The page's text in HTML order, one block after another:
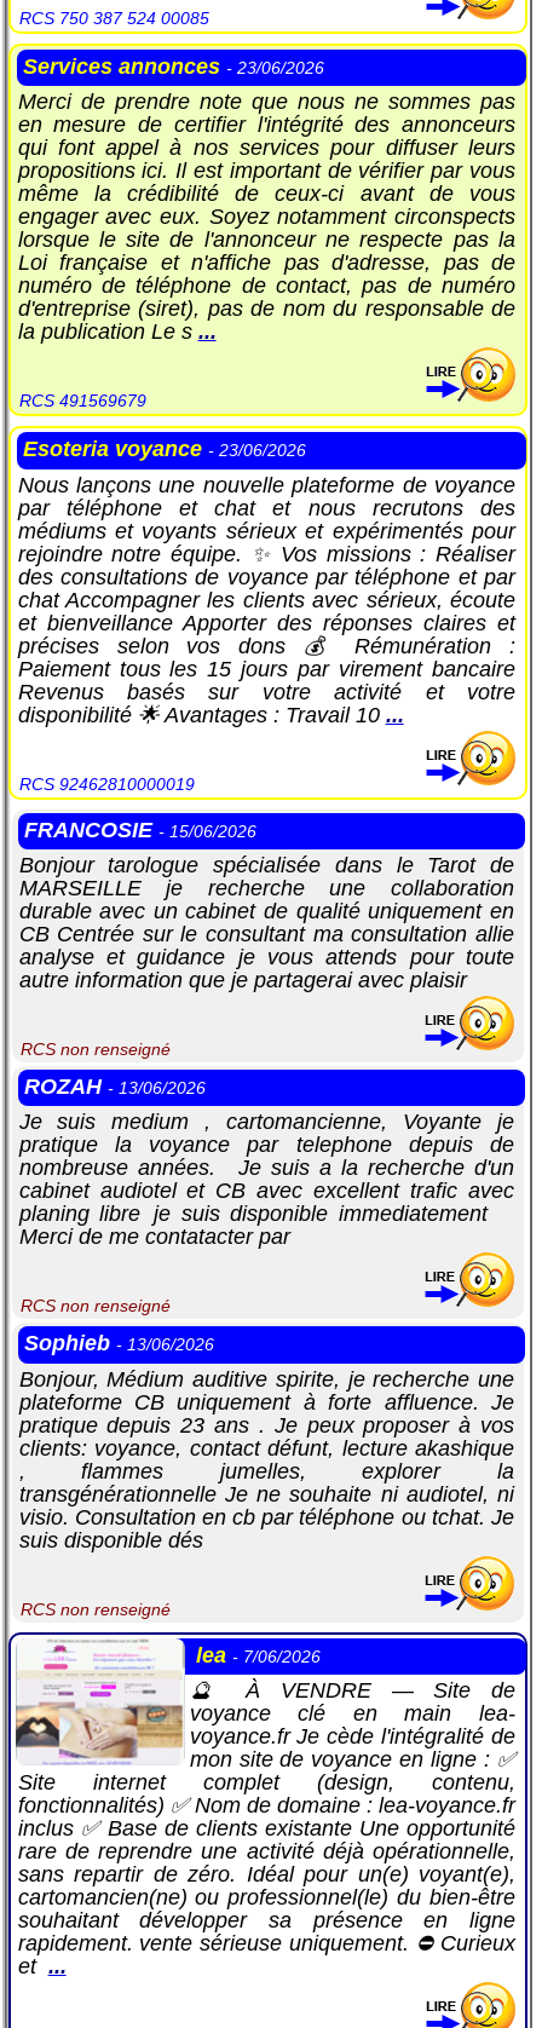
RCS 750 387 524 00085
Services annonces - 23/06/2026
Merci de prendre note que nous ne sommes pas
en mesure de certifier l'intégrité des annonceurs
qui font appel à nos services pour diffuser leurs
propositions ici. Il est important de vérifier par vous
même la crédibilité de ceux-ci avant de vous
engager avec eux. Soyez notamment circonspects
lorsque le site de l'annonceur ne respecte pas la
Loi française et n'affiche pas d'adresse, pas de
numéro de téléphone de contact, pas de numéro
d'entreprise (siret), pas de nom du responsable de
la publication Le s ...
RCS 491569679
Esoteria voyance - 23/06/2026
Nous lançons une nouvelle plateforme de voyance
par téléphone et chat et nous recrutons des
médiums et voyants sérieux et expérimentés pour
rejoindre notre équipe. ✨ Vos missions : Réaliser
des consultations de voyance par téléphone et par
chat Accompagner les clients avec sérieux, écoute
et bienveillance Apporter des réponses claires et
précises selon vos dons 💰 Rémunération :
Paiement tous les 15 jours par virement bancaire
Revenus basés sur votre activité et votre
disponibilité 🌟 Avantages : Travail 10 ...
RCS 92462810000019
FRANCOSIE - 15/06/2026
Bonjour tarologue spécialisée dans le Tarot de
MARSEILLE je recherche une collaboration
durable avec un cabinet de qualité uniquement en
CB Centrée sur le consultant ma consultation allie
analyse et guidance je vous attends pour toute
autre information que je partagerai avec plaisir
RCS non renseigné
ROZAH - 13/06/2026
Je suis medium , cartomancienne, Voyante je
pratique la voyance par telephone depuis de
nombreuse années. Je suis a la recherche d'un
cabinet audiotel et CB avec excellent trafic avec
planing libre je suis disponible immediatement
Merci de me contatacter par
RCS non renseigné
Sophieb - 13/06/2026
Bonjour, Médium auditive spirite, je recherche une
plateforme CB uniquement à forte affluence. Je
pratique depuis 23 ans . Je peux proposer à vos
clients: voyance, contact défunt, lecture akashique
, flammes jumelles, explorer la
transgénérationnelle Je ne souhaite ni audiotel, ni
visio. Consultation en cb par téléphone ou tchat. Je
suis disponible dés
RCS non renseigné
lea - 7/06/2026
🔮 À VENDRE — Site de
voyance clé en main lea-
voyance.fr Je cède l'intégralité de
mon site de voyance en ligne : ✅
Site internet complet (design, contenu,
fonctionnalités) ✅ Nom de domaine : lea-voyance.fr
inclus ✅ Base de clients existante Une opportunité
rare de reprendre une activité déjà opérationnelle,
sans repartir de zéro. Idéal pour un(e) voyant(e),
cartomancien(ne) ou professionnel(le) du bien-être
souhaitant développer sa présence en ligne
rapidement. vente sérieuse uniquement. ⛔ Curieux
et ...